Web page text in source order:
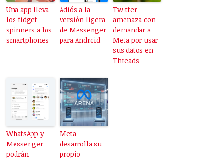
Una app lleva
los fidget
spinners a los
smartphones
Adiós a la
versión ligera
de Messenger
para Android
Twitter
amenaza con
demandar a
Meta por usar
sus datos en
Threads
WhatsApp y
Messenger
podrán
Meta
desarrolla su
propio